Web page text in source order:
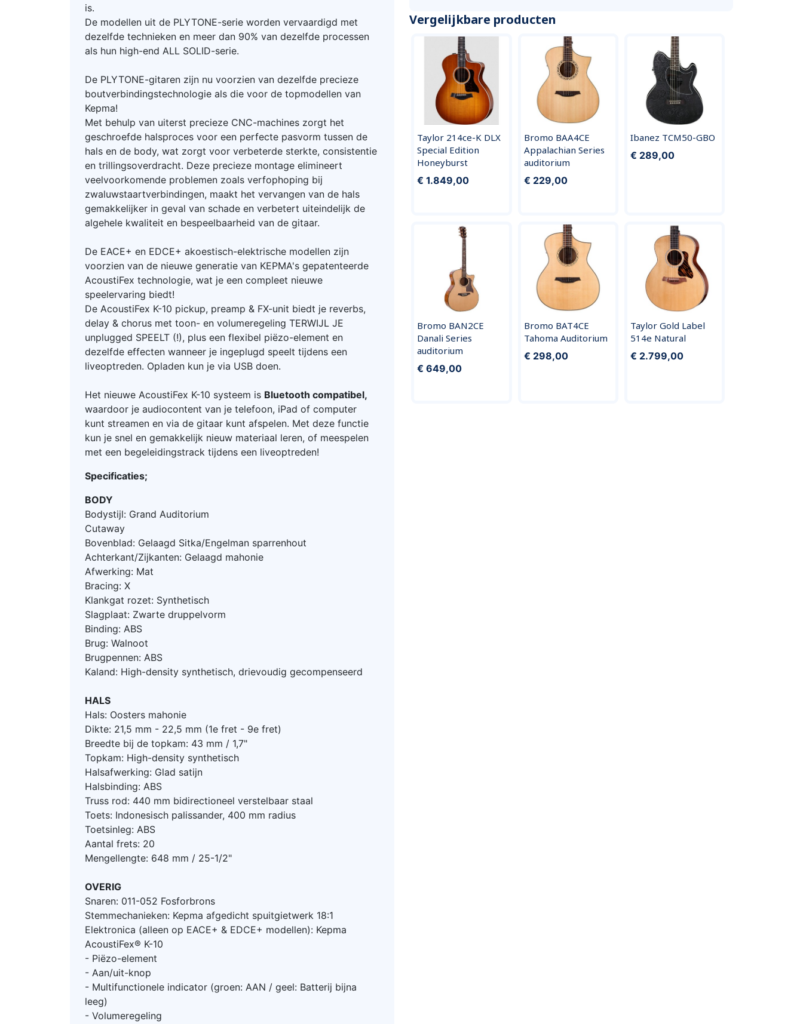
is.
De modellen uit de PLYTONE-serie worden vervaardigd met
dezelfde technieken en meer dan 90% van dezelfde processen
als hun high-end ALL SOLID-serie.
De PLYTONE-gitaren zijn nu voorzien van dezelfde precieze
boutverbindingstechnologie als die voor de topmodellen van
Kepma!
Met behulp van uiterst precieze CNC-machines zorgt het
geschroefde halsproces voor een perfecte pasvorm tussen de
hals en de body, wat zorgt voor verbeterde sterkte, consistentie
en trillingsoverdracht. Deze precieze montage elimineert
veelvoorkomende problemen zoals verfophoping bij
zwaluwstaartverbindingen, maakt het vervangen van de hals
gemakkelijker in geval van schade en verbetert uiteindelijk de
algehele kwaliteit en bespeelbaarheid van de gitaar.
De EACE+ en EDCE+ akoestisch-elektrische modellen zijn
voorzien van de nieuwe generatie van KEPMA's gepatenteerde
AcoustiFex technologie, wat je een compleet nieuwe
speelervaring biedt!
De AcoustiFex K-10 pickup, preamp & FX-unit biedt je reverbs,
delay & chorus met toon- en volumeregeling TERWIJL JE
unplugged SPEELT (!), plus een flexibel piëzo-element en
dezelfde effecten wanneer je ingeplugd speelt tijdens een
liveoptreden. Opladen kun je via USB doen.
Het nieuwe AcoustiFex K-10 systeem is Bluetooth compatibel,
waardoor je audiocontent van je telefoon, iPad of computer
kunt streamen en via de gitaar kunt afspelen. Met deze functie
kun je snel en gemakkelijk nieuw materiaal leren, of meespelen
met een begeleidingstrack tijdens een liveoptreden!
Specificaties;
BODY
Bodystijl: Grand Auditorium
Cutaway
Bovenblad: Gelaagd Sitka/Engelman sparrenhout
Achterkant/Zijkanten: Gelaagd mahonie
Afwerking: Mat
Bracing: X
Klankgat rozet: Synthetisch
Slagplaat: Zwarte druppelvorm
Binding: ABS
Brug: Walnoot
Brugpennen: ABS
Kaland: High-density synthetisch, drievoudig gecompenseerd
HALS
Hals: Oosters mahonie
Dikte: 21,5 mm - 22,5 mm (1e fret - 9e fret)
Breedte bij de topkam: 43 mm / 1,7"
Topkam: High-density synthetisch
Halsafwerking: Glad satijn
Halsbinding: ABS
Truss rod: 440 mm bidirectioneel verstelbaar staal
Toets: Indonesisch palissander, 400 mm radius
Toetsinleg: ABS
Aantal frets: 20
Mengellengte: 648 mm / 25-1/2"
OVERIG
Snaren: 011-052 Fosforbrons
Stemmechanieken: Kepma afgedicht spuitgietwerk 18:1
Elektronica (alleen op EACE+ & EDCE+ modellen): Kepma
AcoustiFex® K-10
- Piëzo-element
- Aan/uit-knop
- Multifunctionele indicator (groen: AAN / geel: Batterij bijna
leeg)
- Volumeregeling
Vergelijkbare producten
Taylor 214ce-K DLX
Special Edition
Honeyburst
€ 1.849,00
Bromo BAA4CE
Appalachian Series
auditorium
€ 229,00
Ibanez TCM50-GBO
€ 289,00
Bromo BAN2CE
Danali Series
auditorium
€ 649,00
Bromo BAT4CE
Tahoma Auditorium
€ 298,00
Taylor Gold Label
514e Natural
€ 2.799,00